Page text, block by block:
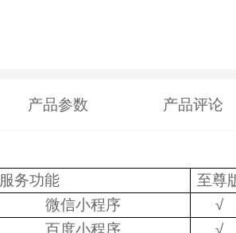
产品参数 产品评论
服务功能
至尊
微信小程序
√
百度小程序
√